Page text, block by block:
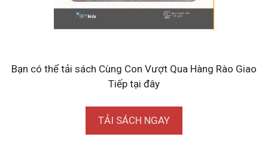
Bạn có thể tải sách Cùng Con Vượt Qua Hàng Rào Giao
Tiếp tại đây
TẢI SÁCH NGAY